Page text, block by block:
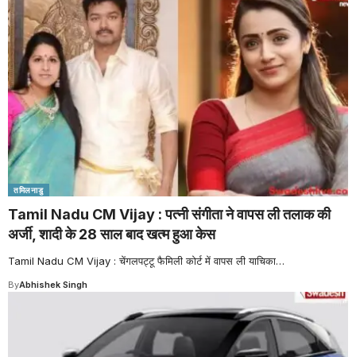
तमिलनाडु
Tamil Nadu CM Vijay : पत्नी संगीता ने वापस ली तलाक की
अर्जी, शादी के 28 साल बाद खत्म हुआ केस
Tamil Nadu CM Vijay : चेंगलपट्टू फैमिली कोर्ट में वापस ली याचिका…
ByAbhishek Singh